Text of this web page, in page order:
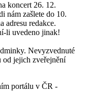
koncert 26. 12.
nám zašlete do 10.
adresu redakce.
uvedeno jinak!
Nevyzvednuté
od jejich zveřejnění
portálu v ČR -